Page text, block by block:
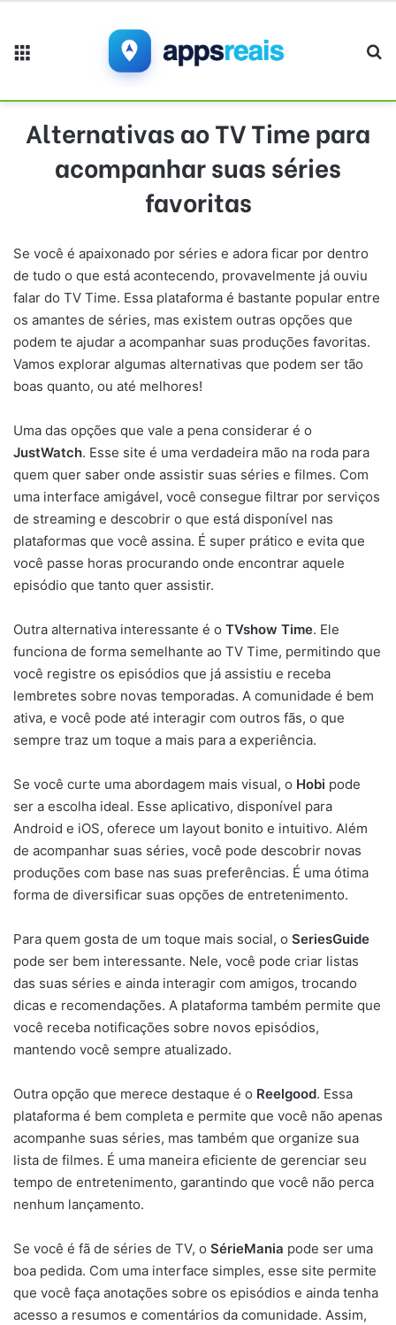
Alternativas ao TV Time para
acompanhar suas séries
favoritas
Se você é apaixonado por séries e adora ficar por dentro
de tudo o que está acontecendo, provavelmente já ouviu
falar do TV Time. Essa plataforma é bastante popular entre
os amantes de séries, mas existem outras opções que
podem te ajudar a acompanhar suas produções favoritas.
Vamos explorar algumas alternativas que podem ser tão
boas quanto, ou até melhores!
Uma das opções que vale a pena considerar é o
JustWatch. Esse site é uma verdadeira mão na roda para
quem quer saber onde assistir suas séries e filmes. Com
uma interface amigável, você consegue filtrar por serviços
de streaming e descobrir o que está disponível nas
plataformas que você assina. É super prático e evita que
você passe horas procurando onde encontrar aquele
episódio que tanto quer assistir.
Outra alternativa interessante é o TVshow Time. Ele
funciona de forma semelhante ao TV Time, permitindo que
você registre os episódios que já assistiu e receba
lembretes sobre novas temporadas. A comunidade é bem
ativa, e você pode até interagir com outros fãs, o que
sempre traz um toque a mais para a experiência.
Se você curte uma abordagem mais visual, o Hobi pode
ser a escolha ideal. Esse aplicativo, disponível para
Android e iOS, oferece um layout bonito e intuitivo. Além
de acompanhar suas séries, você pode descobrir novas
produções com base nas suas preferências. É uma ótima
forma de diversificar suas opções de entretenimento.
Para quem gosta de um toque mais social, o SeriesGuide
pode ser bem interessante. Nele, você pode criar listas
das suas séries e ainda interagir com amigos, trocando
dicas e recomendações. A plataforma também permite que
você receba notificações sobre novos episódios,
mantendo você sempre atualizado.
Outra opção que merece destaque é o Reelgood. Essa
plataforma é bem completa e permite que você não apenas
acompanhe suas séries, mas também que organize sua
lista de filmes. É uma maneira eficiente de gerenciar seu
tempo de entretenimento, garantindo que você não perca
nenhum lançamento.
Se você é fã de séries de TV, o SérieMania pode ser uma
boa pedida. Com uma interface simples, esse site permite
que você faça anotações sobre os episódios e ainda tenha
acesso a resumos e comentários da comunidade. Assim,